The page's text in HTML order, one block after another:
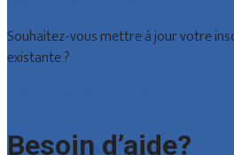
Souhaitez-vous mettre à jour votre
existante ?
Besoin d’aide?